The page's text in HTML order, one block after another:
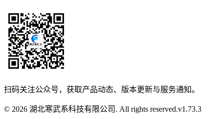
扫码关注公众号，获取产品动态、版本更新与服务通知。
© 2026 湖北寒武系科技有限公司. All rights reserved.v1.73.3